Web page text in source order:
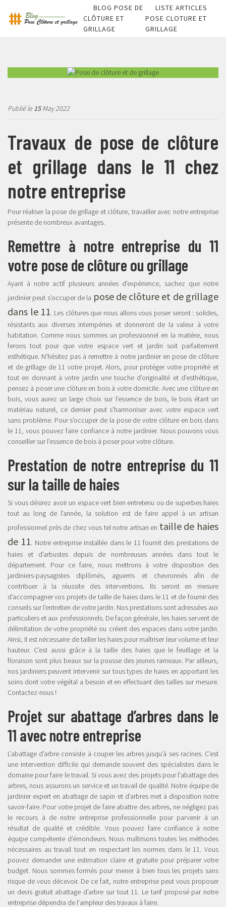
BLOG POSE DE
CLÔTURE ET
GRILLAGE
LISTE ARTICLES
POSE CLOTURE ET
GRILLAGE
Publié le15May 2022
Travaux de pose de clôture
et grillage dans le 11 chez
notre entreprise
Pour réaliser la pose de grillage et clôture, travailler avec notre entreprise
présente de nombreux avantages.
Remettre à notre entreprise du 11
votre pose de clôture ou grillage
Ayant à notre actif plusieurs années d’expérience, sachez que notre
jardinier peut s’occuper de la pose de clôture et de grillage
dans le 11. Les clôtures que nous allons vous poser seront : solides,
résistants aux diverses intempéries et donneront de la valeur à votre
habitation. Comme nous sommes un professionnel en la matière, nous
ferons tout pour que votre espace vert et jardin soit parfaitement
esthétique. N’hésitez pas à remettre à notre jardinier en pose de clôture
et de grillage de 11 votre projet. Alors, pour protéger votre propriété et
tout en donnant à votre jardin une touche d’originalité et d’esthétique,
pensez à poser une clôture en bois à votre domicile. Avec une clôture en
bois, vous aurez un large choix sur l’essence de bois, le bois étant un
matériau naturel, ce dernier peut s’harmoniser avec votre espace vert
sans problème. Pour s’occuper de la pose de votre clôture en bois dans
le 11, vous pouvez faire confiance à notre jardinier. Nous pouvons vous
conseiller sur l’essence de bois à poser pour votre clôture.
Prestation de notre entreprise du 11
sur la taille de haies
Si vous désirez avoir un espace vert bien entretenu ou de superbes haies
tout au long de l’année, la solution est de faire appel à un artisan
professionnel près de chez vous tel notre artisan en taille de haies
de 11. Notre entreprise installée dans le 11 fournit des prestations de
haies et d’arbustes depuis de nombreuses années dans tout le
département. Pour ce faire, nous mettrons à votre disposition des
jardiniers-paysagistes diplômés, aguerris et chevronnés afin de
contribuer à la réussite des interventions. Ils seront en mesure
d’accompagner vos projets de taille de haies dans le 11 et de fournir des
conseils sur l’entretien de votre jardin. Nos prestations sont adressées aux
particuliers et aux professionnels. De façon générale, les haies servent de
délimitation de votre propriété ou créent des espaces dans votre jardin.
Ainsi, Il est nécessaire de tailler les haies pour maîtriser leur volume et leur
hauteur. C’est aussi grâce à la taille des haies que le feuillage et la
floraison sont plus beaux sur la pousse des jeunes rameaux. Par ailleurs,
nos jardiniers peuvent intervenir sur tous types de haies en apportant les
soins dont votre végétal a besoin et en effectuant des tailles sur mesure.
Contactez-nous !
Projet sur abattage d’arbres dans le
11 avec notre entreprise
L’abattage d’arbre consiste à couper les arbres jusqu’à ses racines. C’est
une intervention difficile qui demande souvent des spécialistes dans le
domaine pour faire le travail. Si vous avez des projets pour l'abattage des
arbres, nous assurons un service et un travail de qualité. Notre équipe de
jardinier expert en abattage de sapin et d’arbres met à disposition notre
savoir-faire. Pour votre projet de faire abattre des arbres, ne négligez pas
le recours à de notre entreprise professionnelle pour parvenir à un
résultat de qualité et crédible. Vous pouvez faire confiance à notre
équipe compétente d’émondeurs. Nous maîtrisons toutes les méthodes
nécessaires au travail tout en respectant les normes dans le 11. Vous
pouvez demander une estimation claire et gratuite pour préparer votre
budget. Nous sommes formés pour mener à bien tous les projets sans
risque de vous décevoir. De ce fait, notre entreprise peut vous proposer
un devis gratuit abattage d’arbre sur tout 11. Le tarif proposé par notre
entreprise dépendra de l'ampleur des travaux à faire.